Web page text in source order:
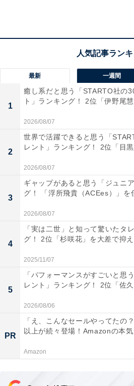
同率3位：永野芽郁
View this post on
最新 一週間
1
癒し系だと思う「STARTO社の
ト」ランキング！ 2位「伊野尾
2026/08/07
2
世界で活躍できると思う「
レント」ランキング！ 2位「目
2026/08/07
3
ギャップがあると思う「ジュニ
グ！ 「浮所飛貴（ACEes）」を
2026/08/07
4
「実は二世」と知って驚いたタ
グ！ 2位「杉咲花」を大差で抑
2025/11/07
5
「パフォーマンスがすごいと思
レント」ランキング！ 2位「佐
2026/08/06
PR
「え、こんなセールやってたの
以上が続々登場！Amazonの本
Amazon